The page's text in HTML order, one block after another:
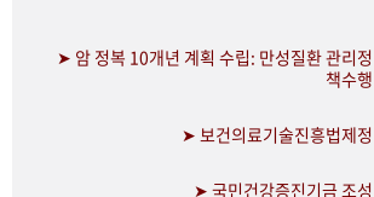
➤ 암 정복 10개년 계획 수립: 만성질환 관리정
책수행
➤ 보건의료기술진흥법제정
➤ 국민건강증진기금 조성